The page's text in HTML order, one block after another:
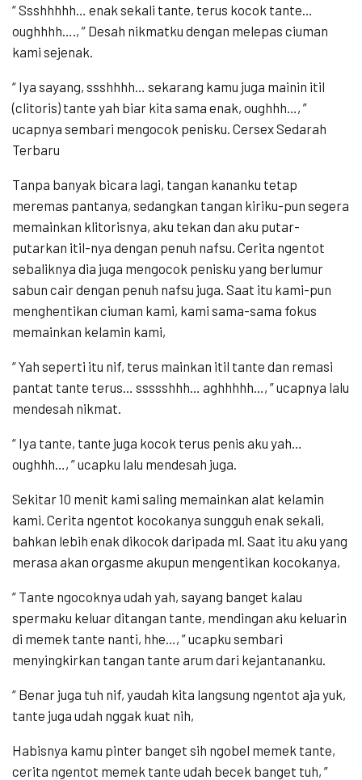
“ Ssshhhhh… enak sekali tante, terus kocok tante…
oughhhh…., ” Desah nikmatku dengan melepas ciuman
kami sejenak.
“ Iya sayang, ssshhhh… sekarang kamu juga mainin itil
(clitoris) tante yah biar kita sama enak, oughhh…, ”
ucapnya sembari mengocok penisku. Cersex Sedarah
Terbaru
Tanpa banyak bicara lagi, tangan kananku tetap
meremas pantanya, sedangkan tangan kiriku-pun segera
memainkan klitorisnya, aku tekan dan aku putar-
putarkan itil-nya dengan penuh nafsu. Cerita ngentot
sebaliknya dia juga mengocok penisku yang berlumur
sabun cair dengan penuh nafsu juga. Saat itu kami-pun
menghentikan ciuman kami, kami sama-sama fokus
memainkan kelamin kami,
“ Yah seperti itu nif, terus mainkan itil tante dan remasi
pantat tante terus… ssssshhh… aghhhhh…, ” ucapnya lalu
mendesah nikmat.
“ Iya tante, tante juga kocok terus penis aku yah…
oughhh…, ” ucapku lalu mendesah juga.
Sekitar 10 menit kami saling memainkan alat kelamin
kami. Cerita ngentot kocokanya sungguh enak sekali,
bahkan lebih enak dikocok daripada ml. Saat itu aku yang
merasa akan orgasme akupun mengentikan kocokanya,
“ Tante ngocoknya udah yah, sayang banget kalau
spermaku keluar ditangan tante, mendingan aku keluarin
di memek tante nanti, hhe…, ” ucapku sembari
menyingkirkan tangan tante arum dari kejantananku.
“ Benar juga tuh nif, yaudah kita langsung ngentot aja yuk,
tante juga udah nggak kuat nih,
Habisnya kamu pinter banget sih ngobel memek tante,
cerita ngentot memek tante udah becek banget tuh, ”